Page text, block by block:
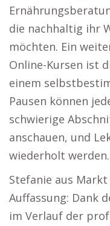
die nachhaltig ihr
möchten. Ein
Online-Kursen ist
einem
Pausen können
schwierige
anschauen, und
wiederholt werden.
Stefanie aus
Auffassung: Dank
im Verlauf der